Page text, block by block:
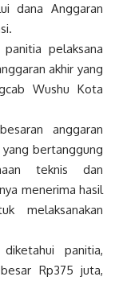
dana Anggaran
pelaksana
akhir yang
Wushu Kota
anggaran
bertanggung
teknis dan
menerima hasil
melaksanakan
panitia,
Rp375 juta,